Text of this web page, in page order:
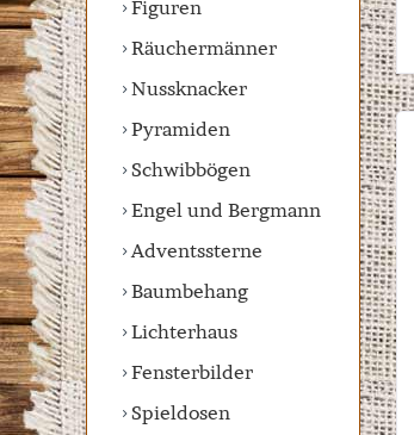
Figuren
Räuchermänner
Nussknacker
Pyramiden
Schwibbögen
Engel und Bergmann
Adventssterne
Baumbehang
Lichterhaus
Fensterbilder
Spieldosen